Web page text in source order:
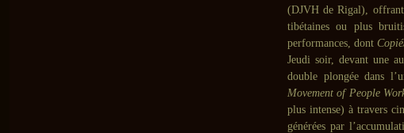
(DJVH de Rigal),
tibétaines ou plus
performances, dont
Jeudi soir, devant une
double plongée dans
Movement of People
plus intense) à travers
générées par